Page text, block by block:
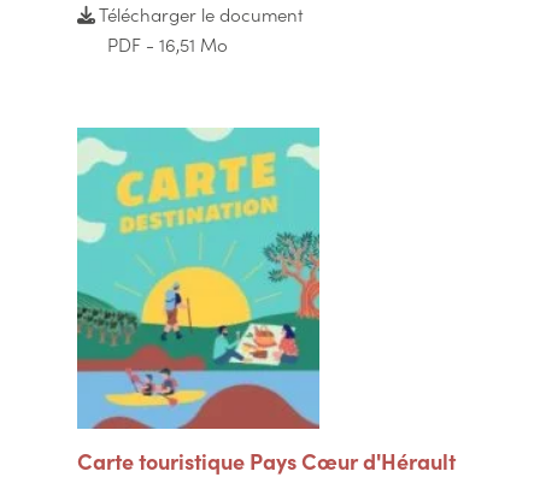
Télécharger le document
PDF - 16,51 Mo
Carte touristique Pays Cœur d'Hérault